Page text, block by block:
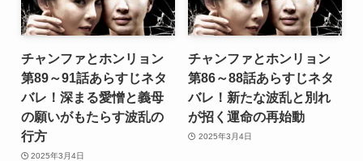
チャンファとホンリョン
第89～91話あらすじネタ
バレ！深まる愛憎と義母
の願いがもたらす波乱の
行方
2025年3月4日
チャンファとホンリョン
第86～88話あらすじネタ
バレ！新たな波乱と別れ
が招く運命の再始動
2025年3月4日